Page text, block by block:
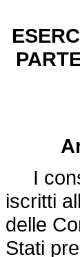
I
iscritti
delle
Stati